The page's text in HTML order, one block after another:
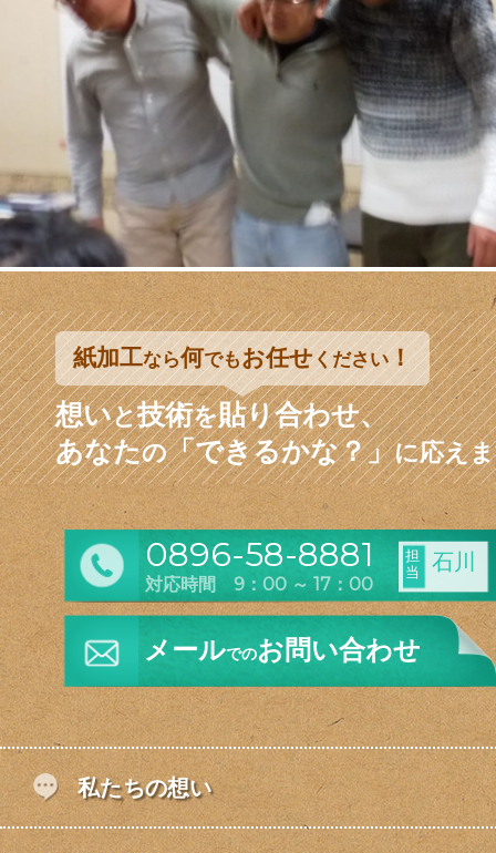
紙加工なら何でもお任せください！
想いと技術を貼り合わせ、
あなたの「できるかな？」に応え
0896-58-8881
対応時間 9：00 ～ 17：00
担
当
石川
メールでのお問い合わせ
私たちの想い